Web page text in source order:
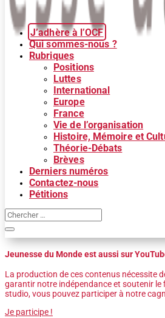
J’adhère à l’OCF
Qui sommes-nous ?
Rubriques
Positions
Luttes
International
Europe
France
Vie de l’organisation
Histoire, Mémoire et
Théorie-Débats
Brèves
Derniers numéros
Contactez-nous
Pétitions
Jeunesse du Monde est aussi sur
La production de ces contenus nécessite
garantir notre indépendance et soutenir le
studio, vous pouvez participer à notre
Je participe !